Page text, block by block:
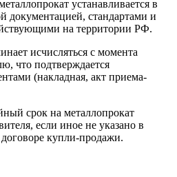
устанавливается в
документацией, стандартами и
на территории РФ.
исчисляться с момента
что подтверждается
(накладная, акт приема-
срок на металлопрокат
если иное не указано в
купли-продажи.